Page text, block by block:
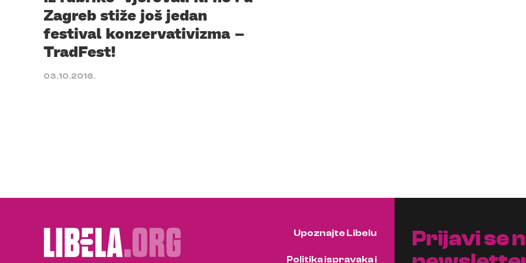
Zagreb stiže još jedan
festival konzervativizma –
TradFest!
03.10.2016.
Upoznajte Libelu
Politika ispravaka i
Prijavi se